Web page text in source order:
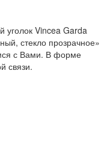
уголок Vincea Garda
стекло прозрачное»
с Вами. В форме
связи.